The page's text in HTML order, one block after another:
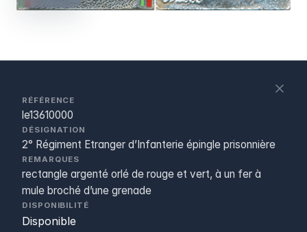
RÉFÉRENCE
le13610000
DÉSIGNATION
2° Régiment Etranger d’Infanterie épingle prisonnière
REMARQUES
rectangle argenté orlé de rouge et vert, à un fer à
mule broché d’une grenade
DISPONIBILITÉ
Disponible